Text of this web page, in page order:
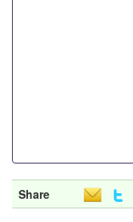
Share